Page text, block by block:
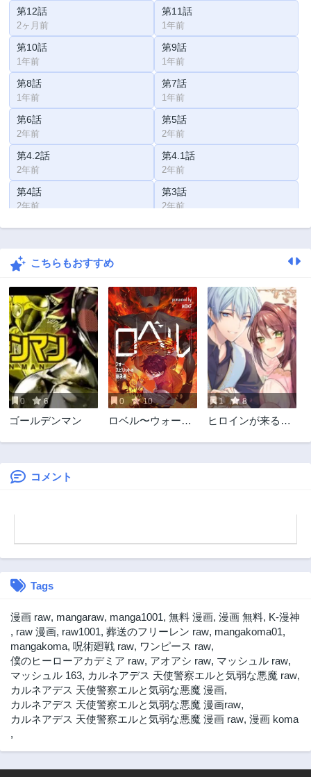
第12話
2ヶ月前
第11話
1年前
第10話
1年前
第9話
1年前
第8話
1年前
第7話
1年前
第6話
2年前
第5話
2年前
第4.2話
2年前
第4.1話
2年前
第4話
2年前
第3話
2年前
第2話 第1話
こちらもおすすめ
0 6
ゴールデンマン
0 10
ロベル〜ウォース
1 8
ヒロインが来る前
令嬢ですが、どう
コメント
Tags
漫画 raw, mangaraw, manga1001, 無料 漫画, 漫画 無料, K-漫神
, raw 漫画, raw1001, 葬送のフリーレン raw, mangakoma01,
mangakoma, 呪術廻戦 raw, ワンピース raw,
僕のヒーローアカデミア raw, アオアシ raw, マッシュル raw,
マッシュル 163, カルネアデス 天使警察エルと気弱な悪魔 raw,
カルネアデス 天使警察エルと気弱な悪魔 漫画,
カルネアデス 天使警察エルと気弱な悪魔 漫画raw,
カルネアデス 天使警察エルと気弱な悪魔 漫画 raw, 漫画 koma
,